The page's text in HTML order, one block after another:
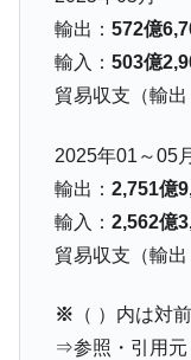
『Money1』
韓国
い「50.5％」に上昇
『Money1』
韓国
『Money1』
韓国
動」
『Money1』
中国
『Money1』
韓国
種は全般的「不調
輸出： 572億
輸入： 503億
貿易収支（輸出
2025年01～05月
輸出： 2,751億
輸入： 2,562億
貿易収支（輸出
※ （ ）内は対
⇒参照・引用元